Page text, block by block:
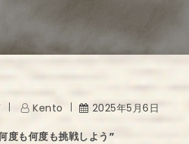
Kento 2025年5月6日
度も何度も挑戦しよう”